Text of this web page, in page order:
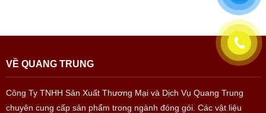
VỀ QUANG TRUNG
Công Ty TNHH Sản Xuất Thương Mại và Dịch Vụ Quang Trung
chuyên cung cấp sản phẩm trong ngành đóng gói. Các vật liệu